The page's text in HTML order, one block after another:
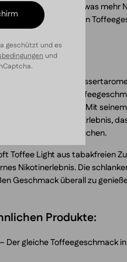
geschützt und es
und
sind, aber etwas
den gleichen köstlichen
Light?
für Benutzer, die
Der cremige
für jede Tageszeit. Mit
und sanftes Erlebnis,
Option suchen.
Toffee Light aus tabakfreien
Nikotinerlebnis. Die
Geschmack überall zu
Produkte:
– Der gleiche Toffeegeschmack